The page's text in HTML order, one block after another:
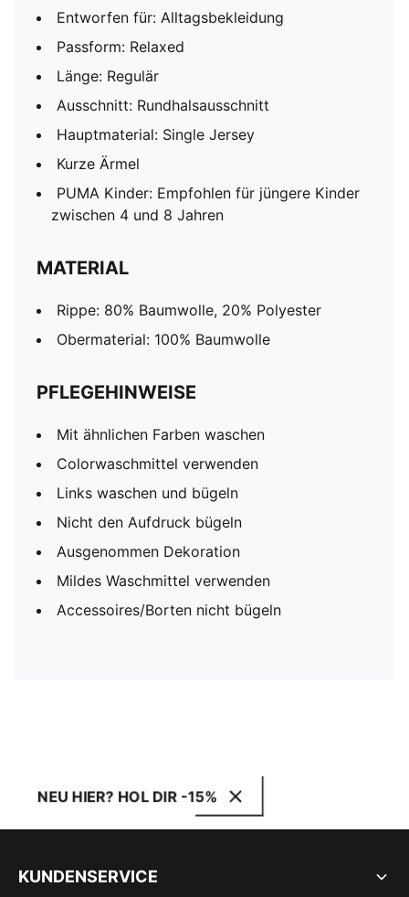
Entworfen für: Alltagsbekleidung
Passform: Relaxed
Länge: Regulär
Ausschnitt: Rundhalsausschnitt
Hauptmaterial: Single Jersey
Kurze Ärmel
PUMA Kinder: Empfohlen für jüngere Kinder
zwischen 4 und 8 Jahren
MATERIAL
Rippe: 80% Baumwolle, 20% Polyester
Obermaterial: 100% Baumwolle
PFLEGEHINWEISE
Mit ähnlichen Farben waschen
Colorwaschmittel verwenden
Links waschen und bügeln
Nicht den Aufdruck bügeln
Ausgenommen Dekoration
Mildes Waschmittel verwenden
Accessoires/Borten nicht bügeln
NEU HIER? HOL DIR -15%
KUNDENSERVICE